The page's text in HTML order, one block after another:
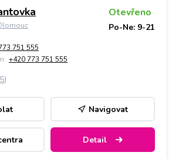
Otevřeno
Po-Ne: 9-21
751 555
+420 773 751 555
)
Navigovat
Detail